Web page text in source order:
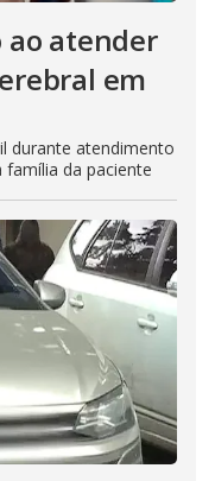
ao atender
em
durante atendimento
da paciente